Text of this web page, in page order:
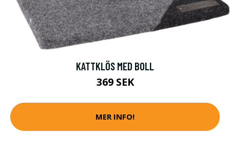
KATTKLÖS MED BOLL
369 SEK
MER INFO!